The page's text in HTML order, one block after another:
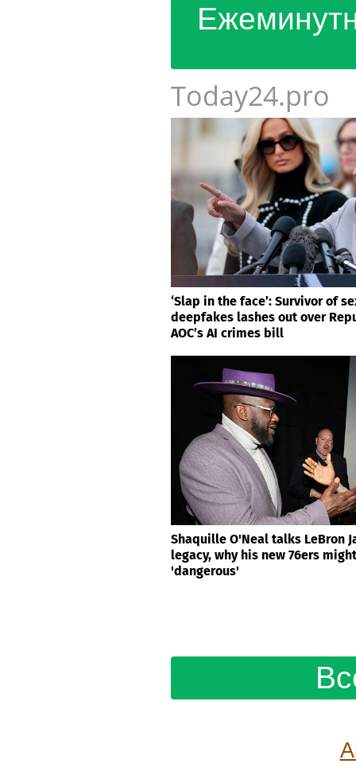
Today24.pro
‘Slap in the face’: Survivor of
deepfakes lashes out over
AOC’s AI crimes bill
Shaquille O'Neal talks LeBron
legacy, why his new 76ers
'dangerous'